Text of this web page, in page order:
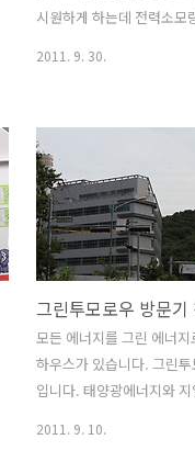
에너지를 모두 자체 생산
활용하는등 환경을..
시원하게 하는데 전력소모
전력사용량이 늘어서 여름
사용량이 가장 많은 2-4시
자제해달라는 공익광고도
예비전력이 부족할정도로
면 전력공급을 못하는 사
다. 그래서 대규모로 정전
도 느리게되면 피해도 커
지금 기대를 받고 있는것
우리나라의 발전소는 여러
예를 들어서 화력발전소에
은 여러단계를 거쳐서 전
상당히 많은..
2011. 9. 30.
모든 에너지를 그린 에너
하우스가 있습니다. 그린
입니다. 태양광에너지와
2011. 9. 10.